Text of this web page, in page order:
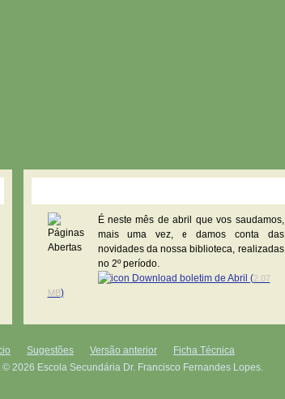
É neste mês de abril que vos saudamos,
mais uma vez, e damos conta das
novidades da nossa biblioteca, realizadas
no 2º período.
Download boletim de Abril (2.07
MB)
Sugestões Versão anterior
Ficha Técnica
2026 Escola Secundária Dr. Francisco Fernandes Lopes.